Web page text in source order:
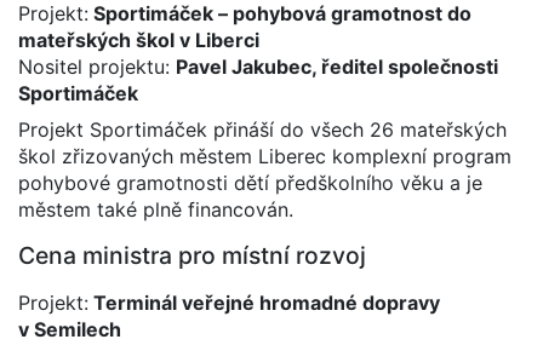
Projekt: Sportimáček – pohybová gramotnost do
mateřských škol v Liberci
Nositel projektu: Pavel Jakubec, ředitel společnosti
Sportimáček
Projekt Sportimáček přináší do všech 26 mateřských
škol zřizovaných městem Liberec komplexní program
pohybové gramotnosti dětí předškolního věku a je
městem také plně financován.
Cena ministra pro místní rozvoj
Projekt: Terminál veřejné hromadné dopravy
v Semilech